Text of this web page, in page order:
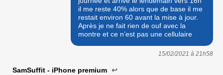
il me reste 40% alors que de base il me
restait environ 60 avant la mise à jour.
Après je ne fait rien de ouf avec la
montre et ce n’est pas une cellulaire
15/02/2021 à 21h58
SamSuffit - iPhone premium ↩